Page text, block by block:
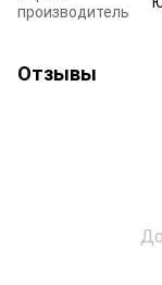
производитель
Отзывы